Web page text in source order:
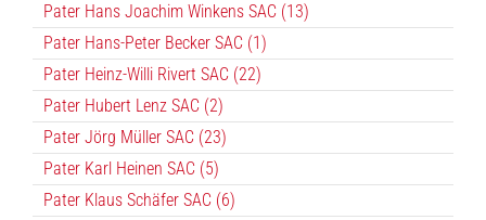
Pater Hans Joachim Winkens SAC (13)
Pater Hans-Peter Becker SAC (1)
Pater Heinz-Willi Rivert SAC (22)
Pater Hubert Lenz SAC (2)
Pater Jörg Müller SAC (23)
Pater Karl Heinen SAC (5)
Pater Klaus Schäfer SAC (6)